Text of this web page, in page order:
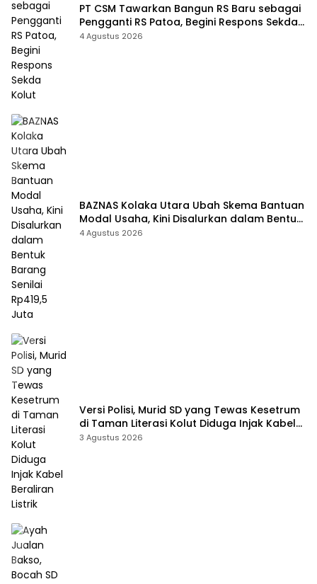
PT CSM Tawarkan Bangun RS Baru sebagai
Pengganti RS Patoa, Begini Respons Sekda
Kolut
4 Agustus 2026
BAZNAS Kolaka Utara Ubah Skema Bantuan
Modal Usaha, Kini Disalurkan dalam Bentuk
Barang Senilai Rp419,5 Juta
4 Agustus 2026
Versi Polisi, Murid SD yang Tewas Kesetrum
di Taman Literasi Kolut Diduga Injak Kabel
Beraliran Listrik
3 Agustus 2026